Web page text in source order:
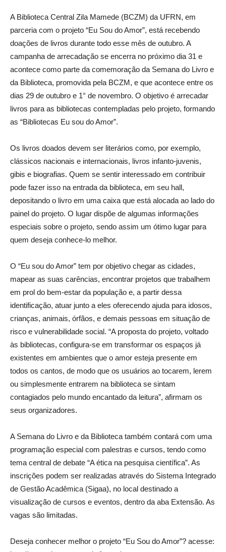
A Biblioteca Central Zila Mamede (BCZM) da UFRN, em
parceria com o projeto “Eu Sou do Amor”, está recebendo
doações de livros durante todo esse mês de outubro. A
campanha de arrecadação se encerra no próximo dia 31 e
acontece como parte da comemoração da Semana do Livro e
da Biblioteca, promovida pela BCZM, e que acontece entre os
dias 29 de outubro e 1° de novembro. O objetivo é arrecadar
livros para as bibliotecas contempladas pelo projeto, formando
as “Bibliotecas Eu sou do Amor”.
Os livros doados devem ser literários como, por exemplo,
clássicos nacionais e internacionais, livros infanto-juvenis,
gibis e biografias. Quem se sentir interessado em contribuir
pode fazer isso na entrada da biblioteca, em seu hall,
depositando o livro em uma caixa que está alocada ao lado do
painel do projeto. O lugar dispõe de algumas informações
especiais sobre o projeto, sendo assim um ótimo lugar para
quem deseja conhece-lo melhor.
O “Eu sou do Amor” tem por objetivo chegar as cidades,
mapear as suas carências, encontrar projetos que trabalhem
em prol do bem-estar da população e, a partir dessa
identificação, atuar junto a eles oferecendo ajuda para idosos,
crianças, animais, órfãos, e demais pessoas em situação de
risco e vulnerabilidade social. “A proposta do projeto, voltado
às bibliotecas, configura-se em transformar os espaços já
existentes em ambientes que o amor esteja presente em
todos os cantos, de modo que os usuários ao tocarem, lerem
ou simplesmente entrarem na biblioteca se sintam
contagiados pelo mundo encantado da leitura”, afirmam os
seus organizadores.
A Semana do Livro e da Biblioteca também contará com uma
programação especial com palestras e cursos, tendo como
tema central de debate “A ética na pesquisa científica”. As
inscrições podem ser realizadas através do Sistema Integrado
de Gestão Acadêmica (Sigaa), no local destinado a
visualização de cursos e eventos, dentro da aba Extensão. As
vagas são limitadas.
Deseja conhecer melhor o projeto “Eu Sou do Amor”? acesse: